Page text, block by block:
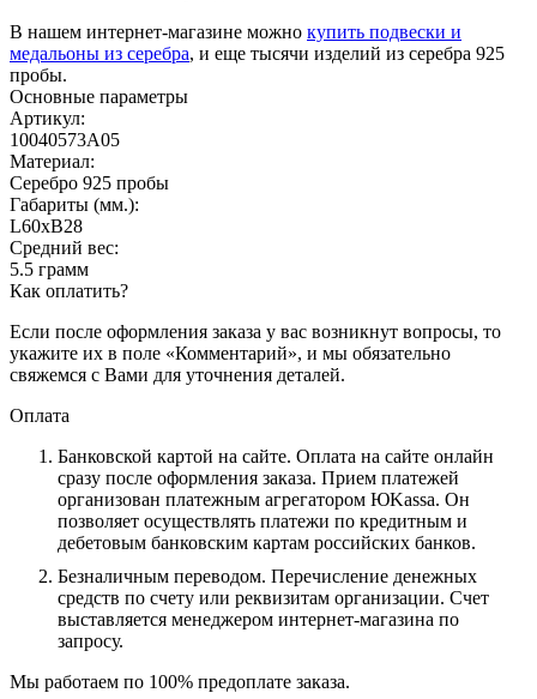
В нашем интернет-магазине можно купить подвески и
медальоны из серебра, и еще тысячи изделий из серебра 925
пробы.
Основные параметры
Артикул:
10040573А05
Материал:
Серебро 925 пробы
Габариты (мм.):
L60хB28
Средний вес:
5.5 грамм
Как оплатить?
Если после оформления заказа у вас возникнут вопросы, то
укажите их в поле «Комментарий», и мы обязательно
свяжемся с Вами для уточнения деталей.
Оплата
Банковской картой на сайте. Оплата на сайте онлайн
сразу после оформления заказа. Прием платежей
организован платежным агрегатором ЮKassa. Он
позволяет осуществлять платежи по кредитным и
дебетовым банковским картам российских банков.
Безналичным переводом. Перечисление денежных
средств по счету или реквизитам организации. Счет
выставляется менеджером интернет-магазина по
запросу.
Мы работаем по 100% предоплате заказа.